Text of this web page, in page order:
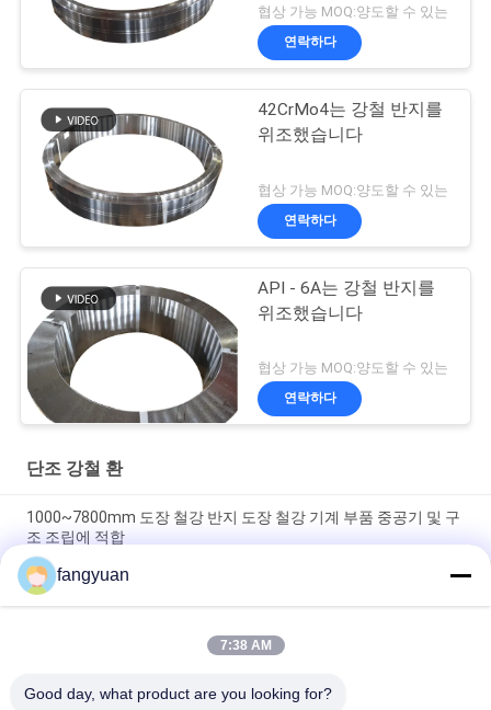
협상 가능 MOQ:양도할 수 있는
연락하다
42CrMo4는 강철 반지를
위조했습니다
협상 가능 MOQ:양도할 수 있는
연락하다
API - 6A는 강철 반지를
위조했습니다
협상 가능 MOQ:양도할 수 있는
연락하다
단조 강철 환
1000~7800mm 도장 철강 반지 도장 철강 기계 부품 중공기 및 구
조 조립에 적합
고도의 기계 표준을 충족하도록 설계 된 1000-7800mm의 차원 정
확도를 제공하는 42CrMo4 가조 철강 가조 반지
강도 240320 두께 250mm의 도장 철강 반지 중공업 용도의 요구
fangyuan
7:38 AM
Good day, what product are you looking for?